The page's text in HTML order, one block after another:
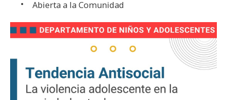
Abierta a la Comunidad